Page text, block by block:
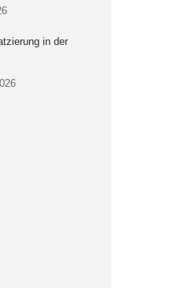
in der